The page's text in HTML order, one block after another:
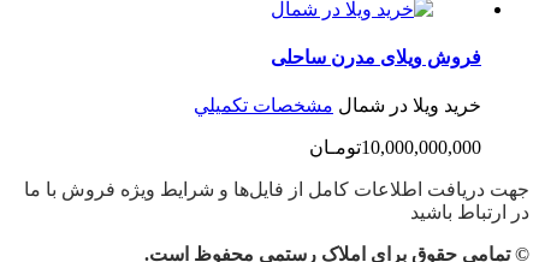
فروش ویلای مدرن ساحلی
خرید ویلا در شمال مشخصات تكميلي
10,000,000,000تومـان
جهت دریافت اطلاعات کامل از فایل‌ها و شرایط ویژه فروش با ما
در ارتباط باشید
© تمامی حقوق برای املاک رستمی محفوظ است.